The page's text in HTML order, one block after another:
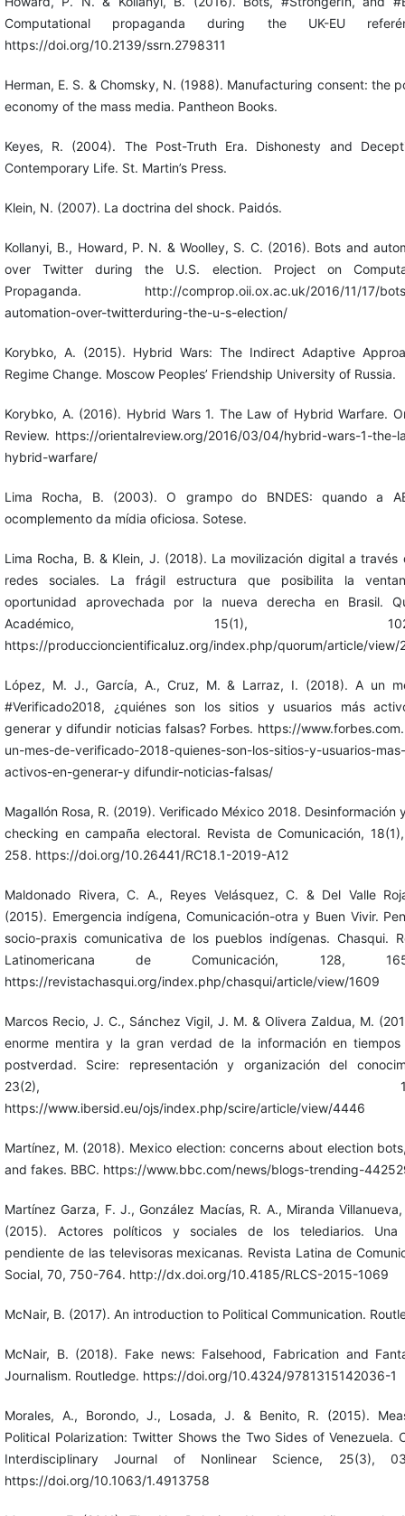
Computational propaganda during the UK-EU
https://doi.org/10.2139/ssrn.2798311
Herman, E. S. & Chomsky, N. (1988). Manufacturing consent: the
economy of the mass media. Pantheon Books.
Keyes, R. (2004). The Post-Truth Era. Dishonesty and
Contemporary Life. St. Martin’s Press.
Klein, N. (2007). La doctrina del shock. Paidós.
Kollanyi, B., Howard, P. N. & Woolley, S. C. (2016). Bots and
over Twitter during the U.S. election. Project on
Propaganda. http://comprop.oii.ox.ac.uk/2016/11/17/
automation-over-twitterduring-the-u-s-election/
Korybko, A. (2015). Hybrid Wars: The Indirect Adaptive
Regime Change. Moscow Peoples’ Friendship University of Russia.
Korybko, A. (2016). Hybrid Wars 1. The Law of Hybrid Warfare.
Review. https://orientalreview.org/2016/03/04/hybrid-wars-1-the-
hybrid-warfare/
Lima Rocha, B. (2003). O grampo do BNDES: quando a
ocomplemento da mídia oficiosa. Sotese.
Lima Rocha, B. & Klein, J. (2018). La movilización digital a través
redes sociales. La frágil estructura que posibilita la
oportunidad aprovechada por la nueva derecha en Brasil.
Académico, 15(1), 102-
https://produccioncientificaluz.org/index.php/quorum/article/view/
López, M. J., García, A., Cruz, M. & Larraz, I. (2018). A un
#Verificado2018, ¿quiénes son los sitios y usuarios más
generar y difundir noticias falsas? Forbes. https://
un-mes-de-verificado-2018-quienes-son-los-sitios-y-usuarios-mas-
activos-en-generar-y difundir-noticias-falsas/
Magallón Rosa, R. (2019). Verificado México 2018. Desinformación
checking en campaña electoral. Revista de Comunicación,
258. https://doi.org/10.26441/RC18.1-2019-A12
Maldonado Rivera, C. A., Reyes Velásquez, C. & Del Valle
(2015). Emergencia indígena, Comunicación-otra y Buen Vivir.
socio-praxis comunicativa de los pueblos indígenas. Chasqui.
Latinomericana de Comunicación, 128, 165-
https://revistachasqui.org/index.php/chasqui/article/view/1609
Marcos Recio, J. C., Sánchez Vigil, J. M. & Olivera Zaldua, M.
enorme mentira y la gran verdad de la información en
postverdad. Scire: representación y organización del
23(2), 13-
https://www.ibersid.eu/ojs/index.php/scire/article/view/4446
Martínez, M. (2018). Mexico election: concerns about election
and fakes. BBC. https://www.bbc.com/news/blogs-trending-
Martínez Garza, F. J., González Macías, R. A., Miranda
(2015). Actores políticos y sociales de los telediarios. Una
pendiente de las televisoras mexicanas. Revista Latina de
Social, 70, 750-764. http://dx.doi.org/10.4185/RLCS-2015-1069
McNair, B. (2017). An introduction to Political Communication.
McNair, B. (2018). Fake news: Falsehood, Fabrication and
Journalism. Routledge. https://doi.org/10.4324/9781315142036-1
Morales, A., Borondo, J., Losada, J. & Benito, R. (2015).
Political Polarization: Twitter Shows the Two Sides of Venezuela.
Interdisciplinary Journal of Nonlinear Science, 25(3),
https://doi.org/10.1063/1.4913758